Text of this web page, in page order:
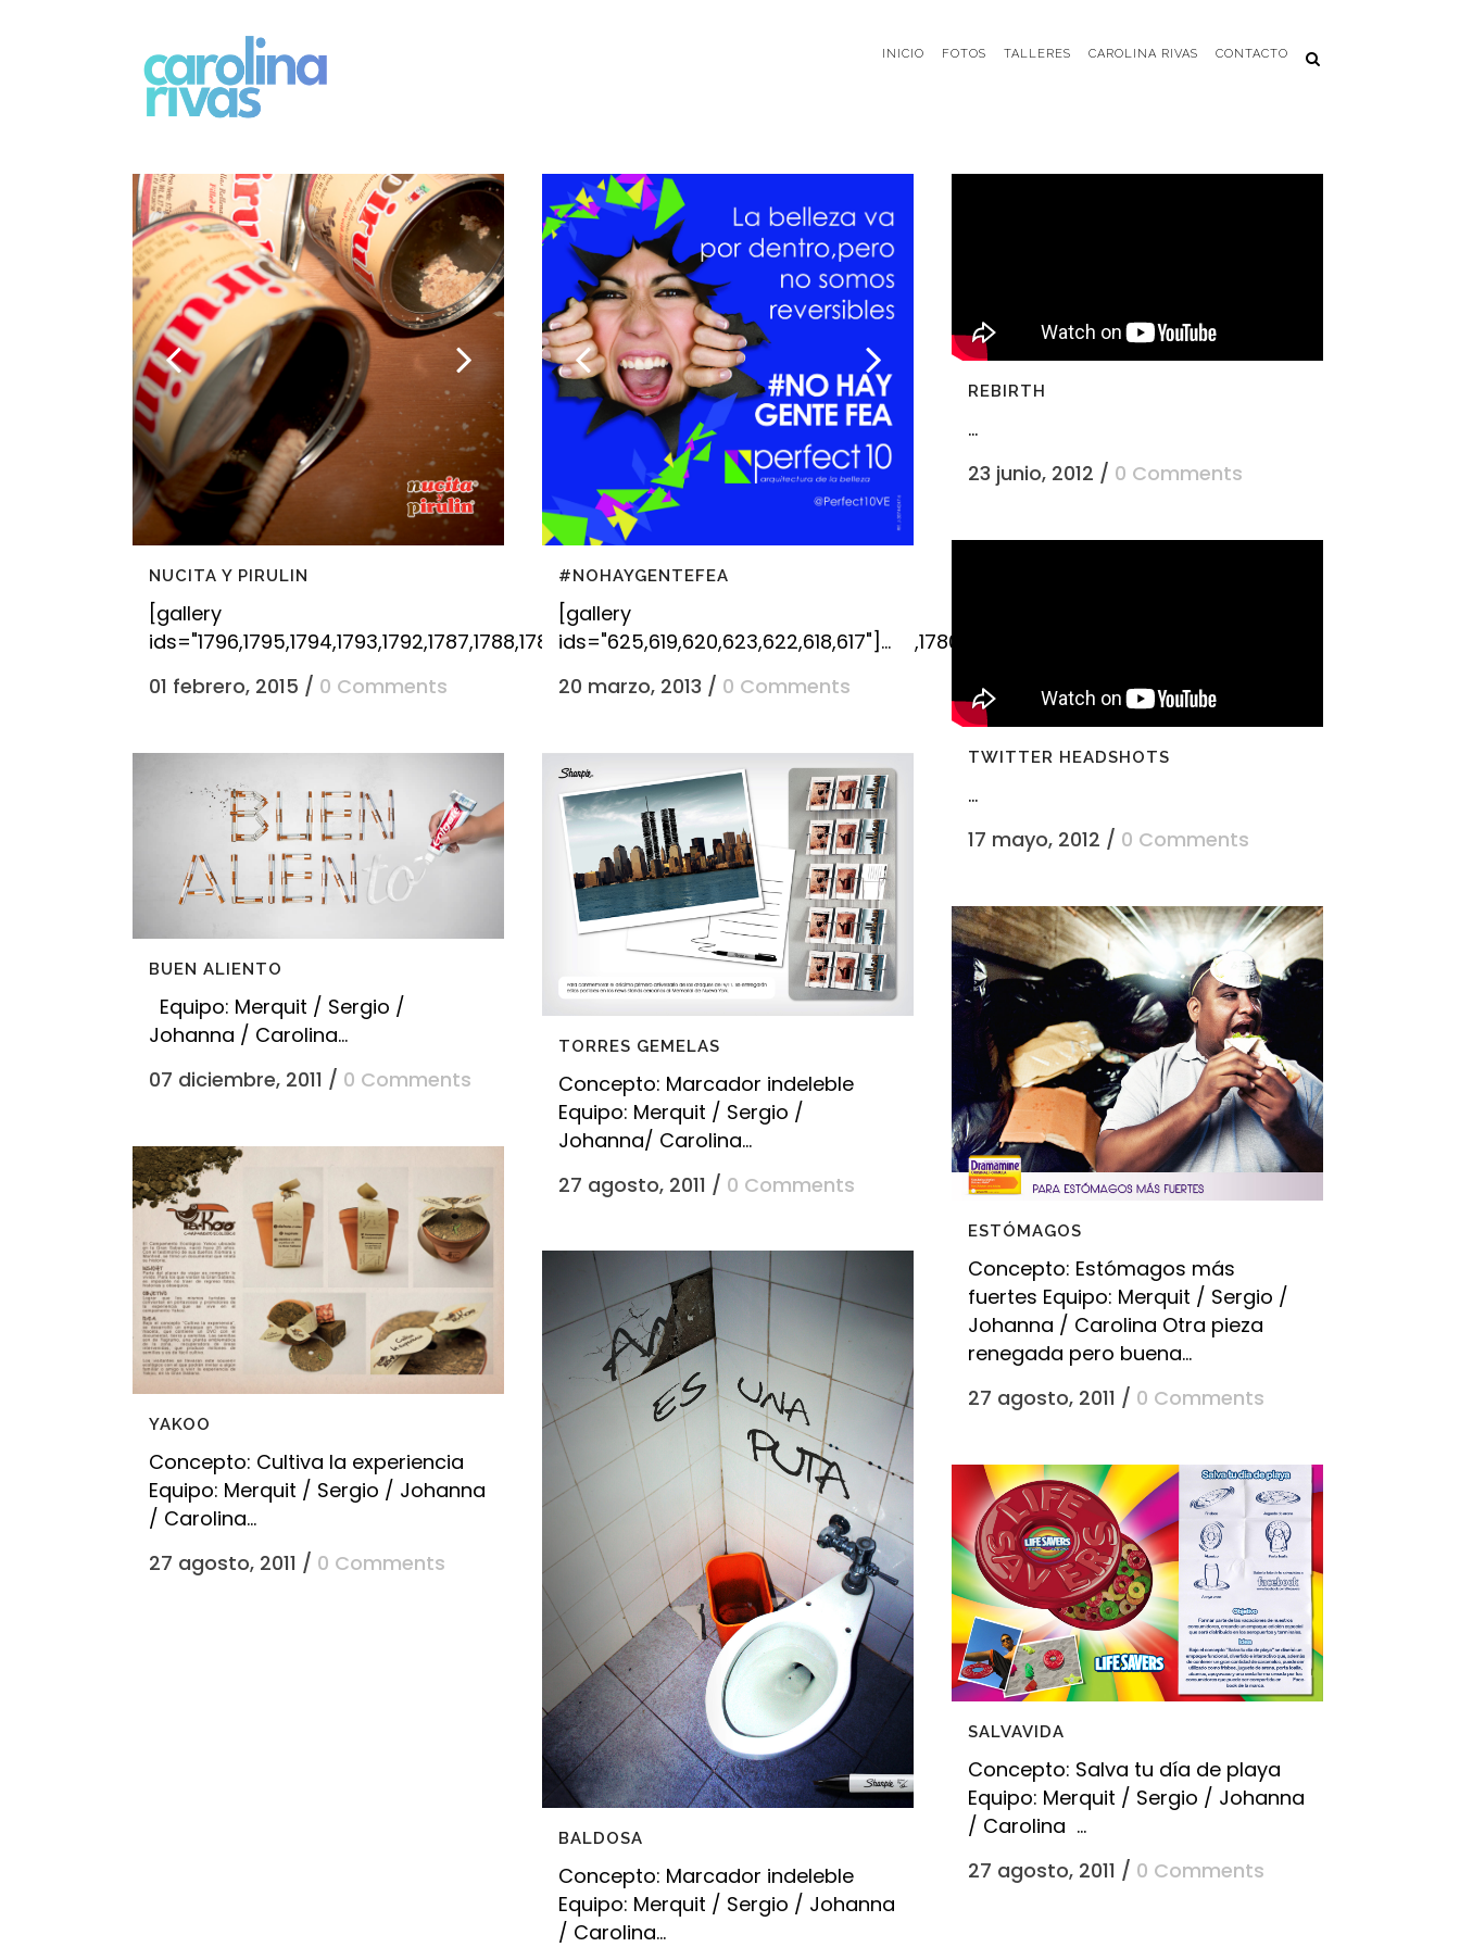
INICIO FOTOS TALLERES CAROLINA RIVAS CONTACTO
NUCITA Y PIRULIN
[gallery
ids="1796,1795,1794,1793,1792,1787,1788,1789,1790,1791,1786,1785,1784,1783,1782,1781,1780"]...
01 febrero, 2015 / 0 Comments
#NOHAYGENTEFEA
[gallery
ids="625,619,620,623,622,618,617"]...
20 marzo, 2013 / 0 Comments
REBIRTH
...
23 junio, 2012 / 0 Comments
TWITTER HEADSHOTS
...
17 mayo, 2012 / 0 Comments
BUEN ALIENTO
Equipo: Merquit / Sergio /
Johanna / Carolina...
07 diciembre, 2011 / 0 Comments
TORRES GEMELAS
Concepto: Marcador indeleble
Equipo: Merquit / Sergio /
Johanna/ Carolina...
27 agosto, 2011 / 0 Comments
ESTÓMAGOS
Concepto: Estómagos más
fuertes Equipo: Merquit / Sergio /
Johanna / Carolina Otra pieza
renegada pero buena...
27 agosto, 2011 / 0 Comments
YAKOO
Concepto: Cultiva la experiencia
Equipo: Merquit / Sergio / Johanna
/ Carolina...
27 agosto, 2011 / 0 Comments
BALDOSA
Concepto: Marcador indeleble
Equipo: Merquit / Sergio / Johanna
/ Carolina...
SALVAVIDA
Concepto: Salva tu día de playa
Equipo: Merquit / Sergio / Johanna
/ Carolina ...
27 agosto, 2011 / 0 Comments